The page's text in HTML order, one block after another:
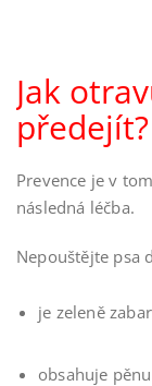
Jak
předejít?
Prevence je v
následná léčba.
Nepouštějte psa
je zeleně
obsahuje